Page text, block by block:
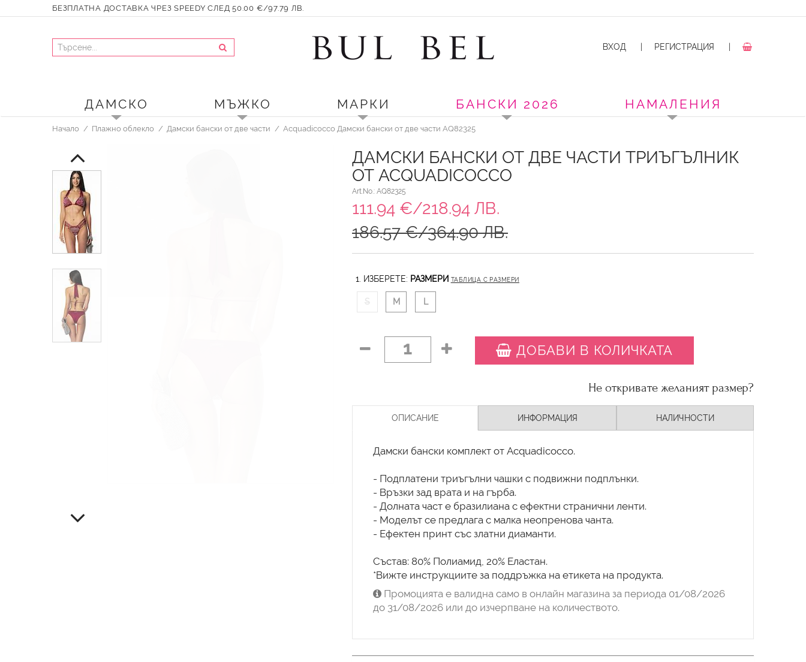
БЕЗПЛАТНА ДОСТАВКА ЧРЕЗ SPEEDY СЛЕД 50.00 €/97.79 ЛВ.
ВХОД РЕГИСТРАЦИЯ
ДАМСКО МЪЖКО МАРКИ БАНСКИ 2026 НАМАЛЕНИЯ
Начало Плажно облекло Дамски бански от две части Acquadicocco Дамски бански от две части AQ82325
ДАМСКИ БАНСКИ ОТ ДВЕ ЧАСТИ ТРИЪГЪЛНИК
ОТ ACQUADICOCCO
Art.No.: AQ82325
111.94 €/218.94 ЛВ.
186.57 €/364.90 ЛВ.
1. ИЗБЕРЕТЕ: РАЗМЕРИ ТАБЛИЦА С РАЗМЕРИ
S M L
1 ДОБАВИ В КОЛИЧКАТА
Не откривате желаният размер?
ОПИСАНИЕ ИНФОРМАЦИЯ НАЛИЧНОСТИ
Дамски бански комплект от Acquadicocco.
- Подплатени триъгълни чашки с подвижни подплънки.
- Връзки зад врата и на гърба.
- Долната част е бразилиана с ефектни странични ленти.
- Моделът се предлага с малка неопренова чанта.
- Ефектен принт със златни диаманти.
Състав: 80% Полиамид, 20% Еластан.
*Вижте инструкциите за поддръжка на етикета на продукта.
Промоцията е валидна само в онлайн магазина за периода 01/08/2026
до 31/08/2026 или до изчерпване на количеството.